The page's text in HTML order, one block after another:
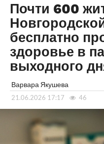
Почти 600
бесплатно
здоровье в
выходного
Варвара Якушева
21.06.2026 17:17 46